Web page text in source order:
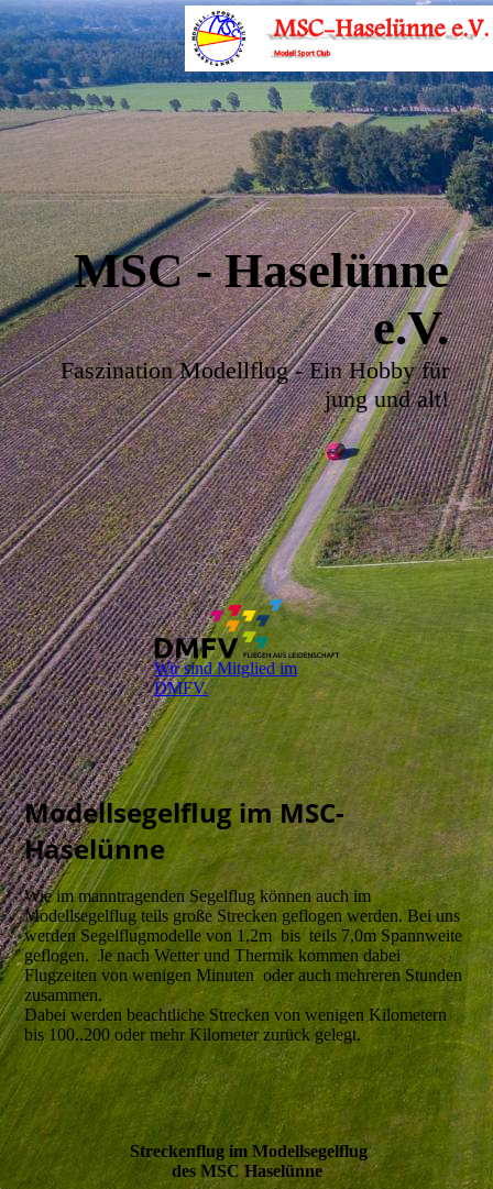
MSC - Haselünne
e.V.
Faszination Modellflug - Ein Hobby für
jung und alt!
Wir sind Mitglied im
DMFV.
Modellsegelflug im MSC-
Haselünne
Wie im manntragenden Segelflug können auch im
Modellsegelflug teils große Strecken geflogen werden. Bei uns
werden Segelflugmodelle von 1,2m bis teils 7,0m Spannweite
geflogen. Je nach Wetter und Thermik kommen dabei
Flugzeiten von wenigen Minuten oder auch mehreren Stunden
zusammen.
Dabei werden beachtliche Strecken von wenigen Kilometern
bis 100..200 oder mehr Kilometer zurück gelegt.
Streckenflug im Modellsegelflug
des MSC Haselünne